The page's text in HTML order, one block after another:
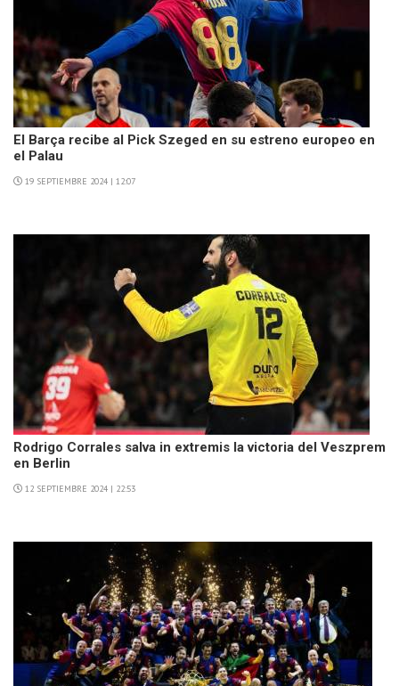
El Barça recibe al Pick Szeged en su estreno europeo en
el Palau
19 SEPTIEMBRE 2024 | 12:07
Rodrigo Corrales salva in extremis la victoria del Veszprem
en Berlin
12 SEPTIEMBRE 2024 | 22:53